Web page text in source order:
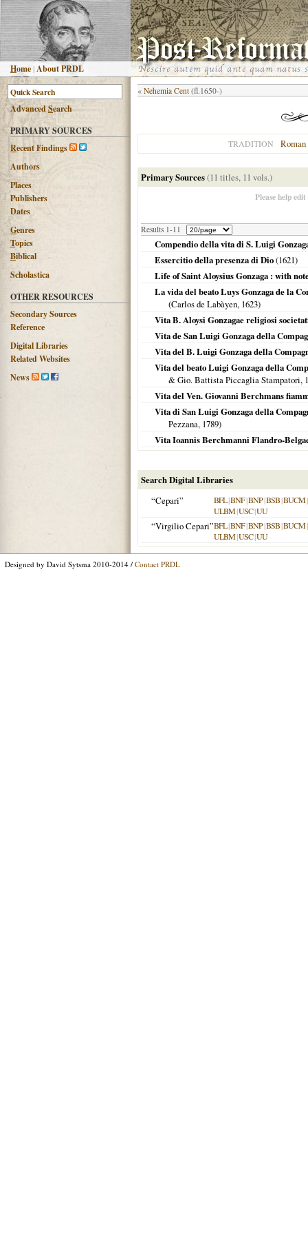
Home |About PRDL
AdvancedSearch
PRIMARY SOURCES
Recent Findings
Authors
Places
Publishers
Dates
Genres
Topics
Biblical
Scholastica
OTHER RESOURCES
Secondary Sources
Reference
Digital Libraries
Related Websites
News
« Nehemia Cent (fl.1650-)
TRADITION
Primary Sources(11 titles, 11 vols.)
Please help
Results 1-11
Compendio della vita di S. Luigi
Essercitio della presenza di Dio(1621)
Life of Saint Aloysius Gonzaga : with
La vida del beato Luys Gonzaga de la
(Carlos de Labàyen, 1623)
Vita B. Aloysi Gonzagae religiosi
Vita de San Luigi Gonzaga della
Vita del B. Luigi Gonzaga della
Vita del beato Luigi Gonzaga della
& Gio. Battista Piccaglia Stampatori,
Vita del Ven. Giovanni Berchmans
Vita di San Luigi Gonzaga della
Pezzana, 1789)
Vita Ioannis Berchmanni Flandro-
Search Digital Libraries
“Cepari”
BFL|BNF|BNP|BSB|BUCM|
ULBM|USC|UU
“Virgilio Cepari”BFL|BNF|BNP|BSB|BUCM|
ULBM|USC|UU
Designed by David Sytsma 2010-2014 / Contact PRDL